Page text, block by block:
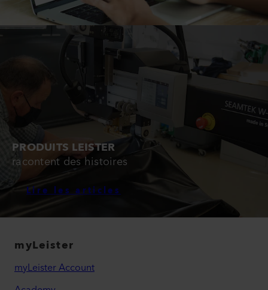
PRODUITS LEISTER
racontent des histoires
Lire les articles
myLeister
myLeister Account